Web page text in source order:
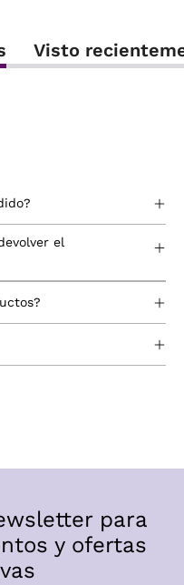
Visto
el
para
y ofertas